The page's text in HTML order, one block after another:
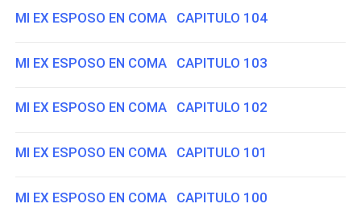
MI EX ESPOSO EN COMA CAPITULO 104
MI EX ESPOSO EN COMA CAPITULO 103
MI EX ESPOSO EN COMA CAPITULO 102
MI EX ESPOSO EN COMA CAPITULO 101
MI EX ESPOSO EN COMA CAPITULO 100